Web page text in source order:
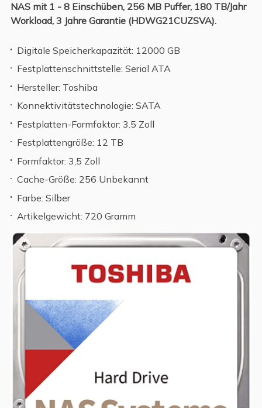
NAS mit 1 - 8 Einschüben, 256 MB Puffer, 180 TB/Jahr
Workload, 3 Jahre Garantie (HDWG21CUZSVA).
Digitale Speicherkapazität: 12000 GB
Festplattenschnittstelle: Serial ATA
Hersteller: Toshiba
Konnektivitätstechnologie: SATA
Festplatten-Formfaktor: 3.5 Zoll
Festplattengröße: 12 TB
Formfaktor: 3,5 Zoll
Cache-Größe: 256 Unbekannt
Farbe: Silber
Artikelgewicht: 720 Gramm